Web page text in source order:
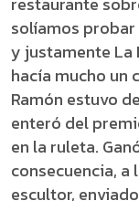
solíamos
y justamente La
hacía mucho un
Ramón estuvo
enteró del
en la ruleta.
consecuencia, a
escultor,